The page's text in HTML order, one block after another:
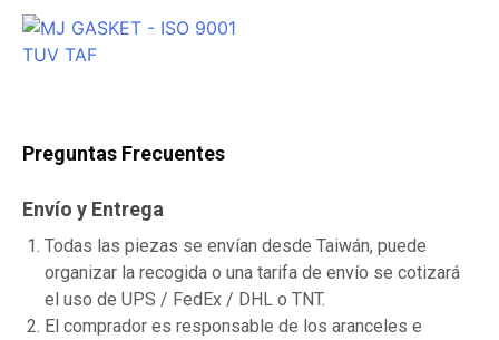
Preguntas Frecuentes
Envío y Entrega
Todas las piezas se envían desde Taiwán, puede
organizar la recogida o una tarifa de envío se cotizará
el uso de UPS / FedEx / DHL o TNT.
El comprador es responsable de los aranceles e